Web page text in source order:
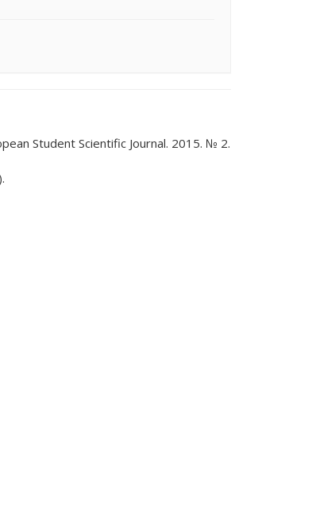
Student Scientific Journal. 2015. № 2.